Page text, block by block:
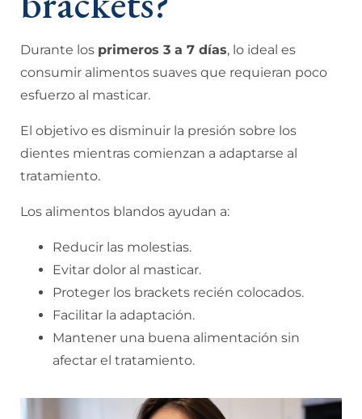
Durante los primeros 3 a 7 días, lo ideal es
consumir alimentos suaves que requieran poco
esfuerzo al masticar.
El objetivo es disminuir la presión sobre los
dientes mientras comienzan a adaptarse al
tratamiento.
Los alimentos blandos ayudan a:
Reducir las molestias.
Evitar dolor al masticar.
Proteger los brackets recién colocados.
Facilitar la adaptación.
Mantener una buena alimentación sin
afectar el tratamiento.